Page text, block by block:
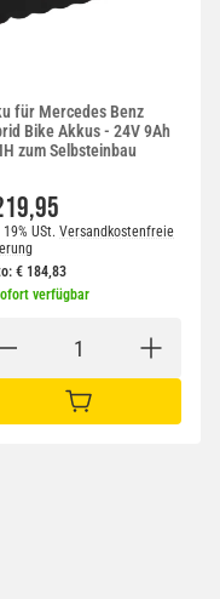
für Mercedes Benz
Bike Akkus - 24V 9Ah
zum Selbsteinbau
USt. Versandkostenfreie
€ 184,83
verfügbar
IN DEN WARENKORB